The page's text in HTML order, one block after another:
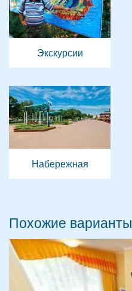
Экскурсии
Набережная
Похожие варианты